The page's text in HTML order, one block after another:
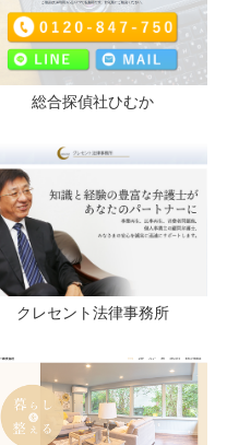
総合探偵社ひむか
クレセント法律事務所